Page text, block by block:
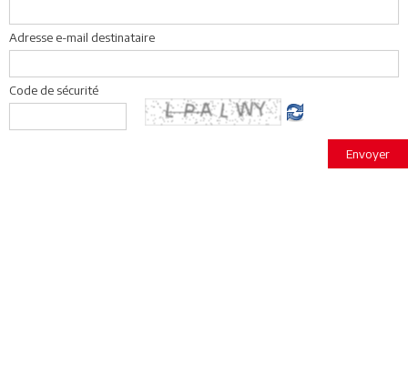
Adresse e-mail destinataire
Code de sécurité
Envoyer